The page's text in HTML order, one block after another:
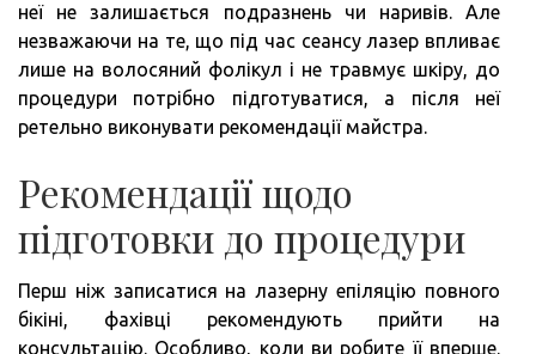
неї не залишається подразнень чи наривів. Але
незважаючи на те, що під час сеансу лазер впливає
лише на волосяний фолікул і не травмує шкіру, до
процедури потрібно підготуватися, а після неї
ретельно виконувати рекомендації майстра.
Рекомендації щодо
підготовки до процедури
Перш ніж записатися на лазерну епіляцію повного
бікіні, фахівці рекомендують прийти на
консультацію. Особливо, коли ви робите її вперше.